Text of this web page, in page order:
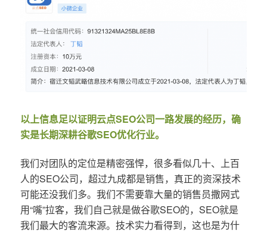
以上信息足以证明云点SEO公司一路发展的经历，确
实是长期深耕谷歌SEO优化行业。
我们对团队的定位是精密强悍，很多看似几十、上百
人的SEO公司，超过九成都是销售，真正的资深技术
可能还没我们多。我们不需要靠大量的销售员撒网式
用“嘴”拉客，我们自己就是做谷歌SEO的，SEO就是
我们最大的客流来源。技术实力看得到，这也是为什